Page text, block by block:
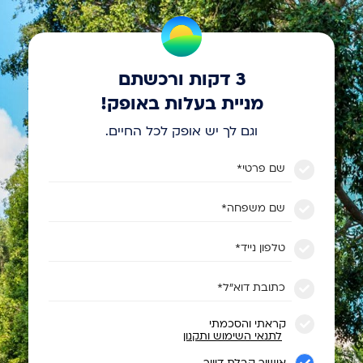
3 דקות ורכשתם
מניית בעלות באופק!
וגם לך יש אופק לכל החיים.
שם פרטי*
שם משפחה*
טלפון נייד*
כתובת דוא״ל*
קראתי והסכמתי
לתנאי השימוש ותקנון